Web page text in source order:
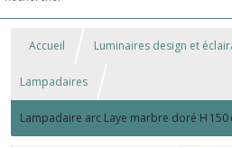
Accueil Luminaires design et
Lampadaires
Lampadaire arc Laye marbre doré H